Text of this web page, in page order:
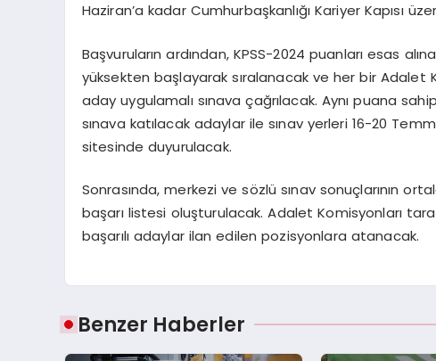
Haziran’a kadar Cumhurbaşkanlığı Kariyer Kapısı
Başvuruların ardından, KPSS-2024 puanları esas
yüksekten başlayarak sıralanacak ve her bir Adalet
aday uygulamalı sınava çağrılacak. Aynı puana
sınava katılacak adaylar ile sınav yerleri 16-20
sitesinde duyurulacak.
Sonrasında, merkezi ve sözlü sınav sonuçlarının
başarı listesi oluşturulacak. Adalet Komisyonları
başarılı adaylar ilan edilen pozisyonlara atanacak.
Benzer Haberler